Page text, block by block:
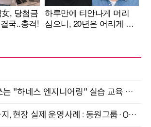
현업에서 바로 쓰는 "하네스 엔지니어링" 실습 교육 워크숍 8월 20일 개최
B2B에서 B2C까지, 현장 실제 운영사례 : 동원그룹·OCI·다이닝브랜즈그룹·당근 (8/27)